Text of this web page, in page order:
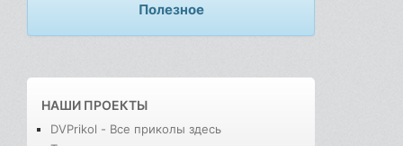
Полезное
НАШИ ПРОЕКТЫ
DVPrikol - Все приколы здесь